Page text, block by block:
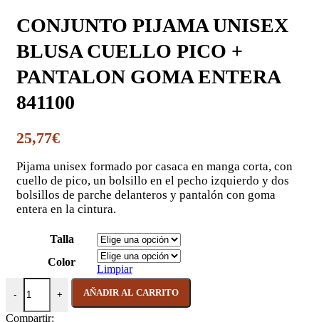
CONJUNTO PIJAMA UNISEX
BLUSA CUELLO PICO +
PANTALON GOMA ENTERA
841100
25,77€
Pijama unisex formado por casaca en manga corta, con
cuello de pico, un bolsillo en el pecho izquierdo y dos
bolsillos de parche delanteros y pantalón con goma
entera en la cintura.
Talla
Color
Limpiar
CONJUNTO PIJAMA UNISEX BLUSA CUELLO PICO +
AÑADIR AL CARRITO
Compartir: